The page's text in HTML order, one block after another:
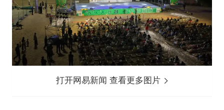
打开网易新闻 查看更多图片